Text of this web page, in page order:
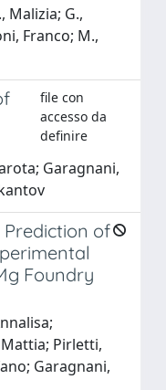
Malizia; G.,
Franco; M.,
file con
accesso da
definire
Garagnani,
of
Foundry
Pirletti,
Garagnani,